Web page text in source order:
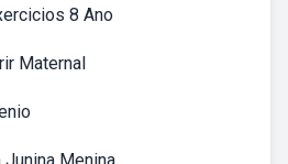
8 Ano
Maternal